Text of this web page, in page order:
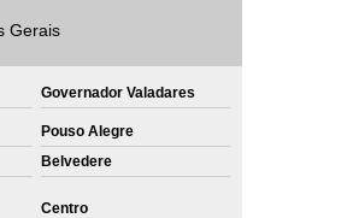
Masculinas Bahia
Label Camisetas
Gerais
Governador Valadares
Pouso Alegre
Belvedere
Centro